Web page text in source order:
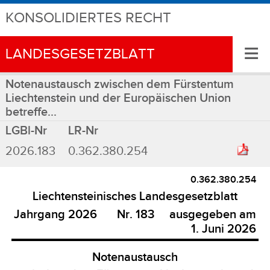
KONSOLIDIERTES RECHT
LANDESGESETZBLATT ≡
Notenaustausch zwischen dem Fürstentum
Liechtenstein und der Europäischen Union
betreffe...
LGBl-Nr
LR-Nr
2026.183
0.362.380.254